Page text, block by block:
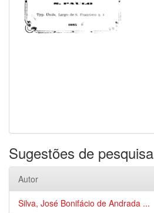
Sugestões de pesquisa
Autor
Silva, José Bonifácio de Andrada ...